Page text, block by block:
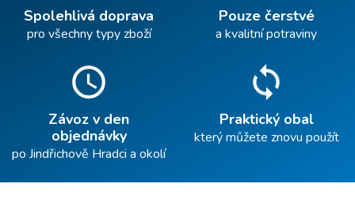
Spolehlivá doprava
pro všechny typy zboží
Pouze čerstvé
a kvalitní potraviny
schedule
Závoz v den
objednávky
po Jindřichově Hradci a okolí
sync
Praktický obal
který můžete znovu použít